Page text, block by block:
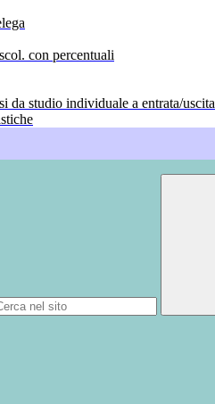
con percentuali
da studio individuale a entrata/uscita